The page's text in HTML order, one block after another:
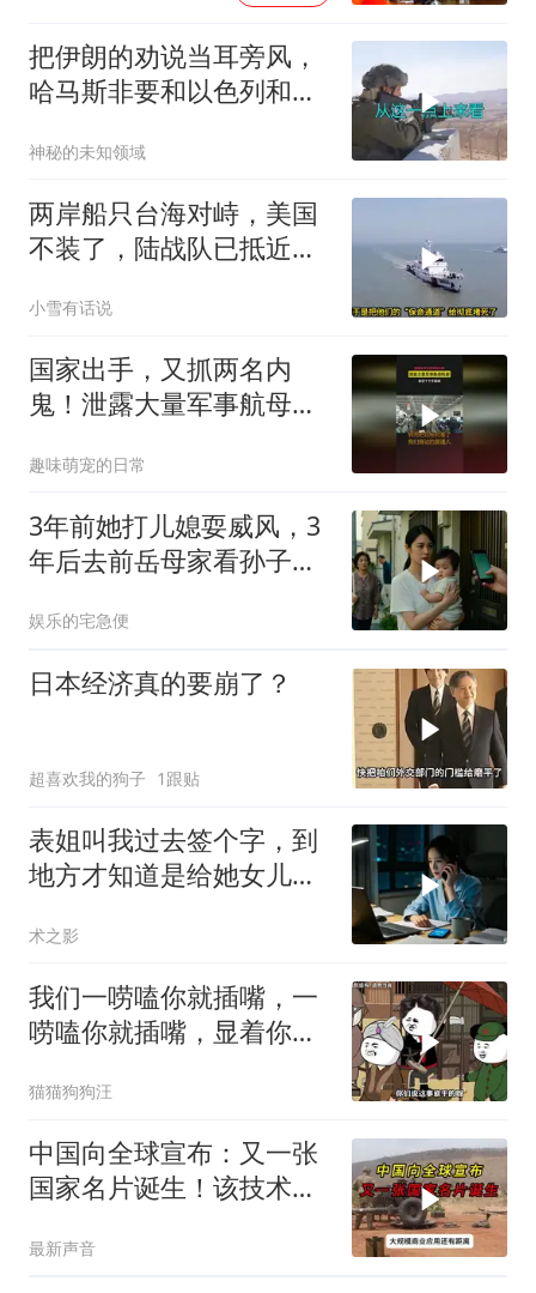
把伊朗的劝说当耳旁风，
哈马斯非要和以色列和
神秘的未知领域
两岸船只台海对峙，美国
不装了，陆战队已抵近台
小雪有话说
国家出手，又抓两名内
鬼！泄露大量军事航母机
趣味萌宠的日常
3年前她打儿媳耍威风，3
年后去前岳母家看孙子，
娱乐的宅急便
日本经济真的要崩了？
超喜欢我的狗子 1跟贴
表姐叫我过去签个字，到
地方才知道是给她女儿婚
术之影
我们一唠嗑你就插嘴，一
唠嗑你就插嘴，显着你
猫猫狗狗汪
中国向全球宣布：又一张
国家名片诞生！该技术全
最新声音